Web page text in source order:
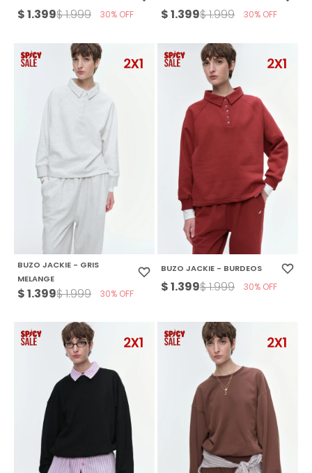
$1.399$1.999 30 $1.399$1.999 30
BUZO JACKIE - GRIS
MELANGE
$1.399$1.999 30
BUZO JACKIE - BURDEOS
$1.399$1.999 30